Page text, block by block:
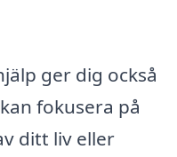
ger dig också
fokusera på
ditt liv eller